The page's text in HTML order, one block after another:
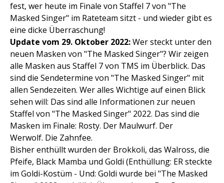
fest, wer heute im Finale von Staffel 7 von "The
Masked Singer" im Rateteam sitzt - und wieder gibt es
eine dicke Überraschung!
Update vom 29. Oktober 2022:Wer steckt unter den
neuen Masken von "The Masked Singer"? Wir zeigen
alle Masken aus Staffel 7 von TMS im Überblick. Das
sind die Sendetermine von "The Masked Singer" mit
allen Sendezeiten. Wer alles Wichtige auf einen Blick
sehen will: Das sind alle Informationen zur neuen
Staffel von "The Masked Singer" 2022. Das sind die
Masken im Finale: Rosty. Der Maulwurf. Der
Werwolf. Die Zahnfee.
Bisher enthüllt wurden der Brokkoli, das Walross, die
Pfeife, Black Mamba und Goldi (Enthüllung: ER steckte
im Goldi-Kostüm - Und: Goldi wurde bei "The Masked